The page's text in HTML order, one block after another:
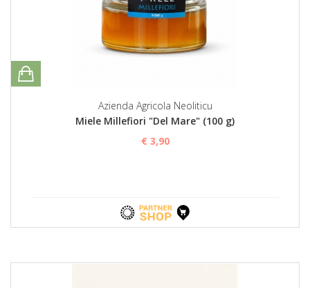
Azienda Agricola Neoliticu
Miele Millefiori "Del Mare" (100 g)
€ 3,90